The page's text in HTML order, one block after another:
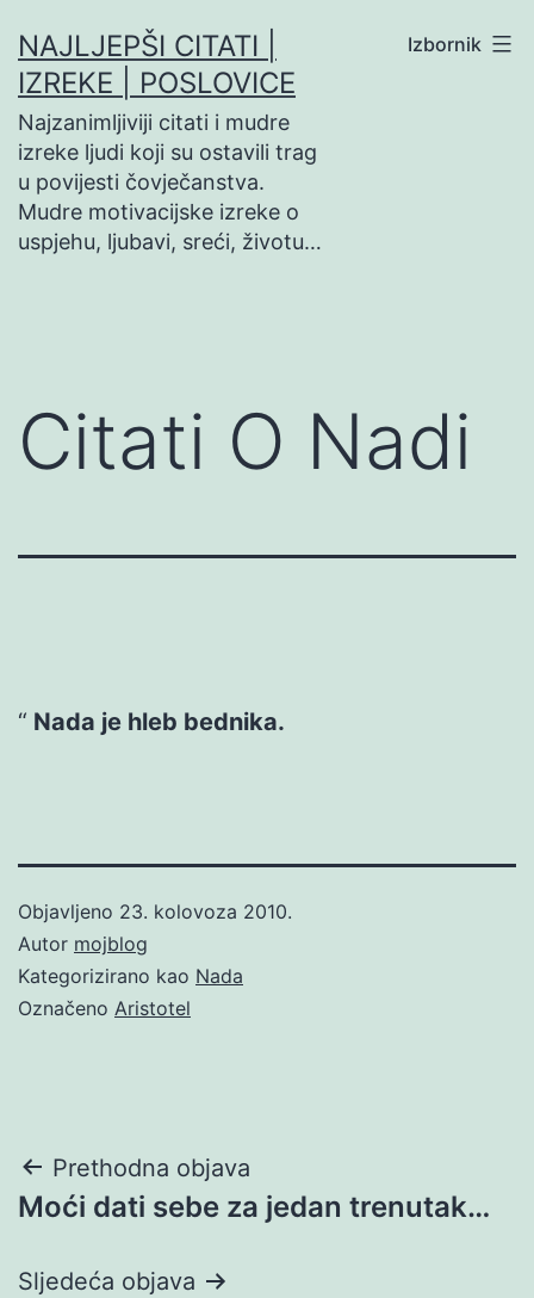
na
sadržaj
NAJLJEPŠI CITATI |
IZREKE | POSLOVICE
Najzanimljiviji citati i mudre
izreke ljudi koji su ostavili trag
u povijesti čovječanstva.
Mudre motivacijske izreke o
uspjehu, ljubavi, sreći, životu…
Izbornik
Citati O Nadi
Nada je hleb bednika.
Objavljeno 23. kolovoza 2010.
Autor mojblog
Kategorizirano kao Nada
Označeno Aristotel
Navigacija
objava
Prethodna objava
Moći dati sebe za jedan trenutak…
Sljedeća objava